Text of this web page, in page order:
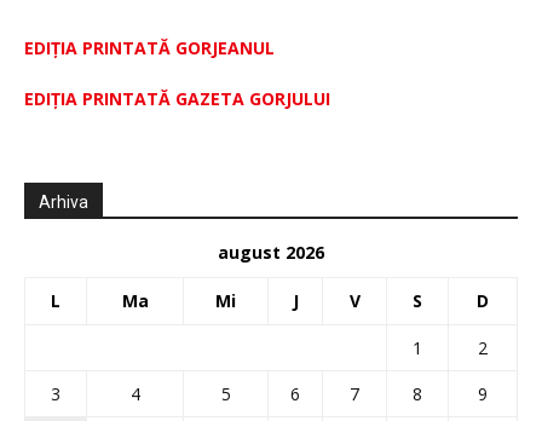
EDIȚIA PRINTATĂ GORJEANUL
EDIŢIA PRINTATĂ GAZETA GORJULUI
Arhiva
august 2026
L Ma Mi J V S D
1
2
3
4 5 6 7 8 9